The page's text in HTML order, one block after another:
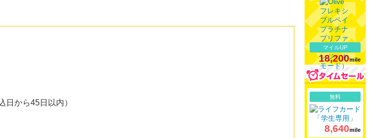
日から45日以内）
マイルUP
18,200mile
無料
8,640mile